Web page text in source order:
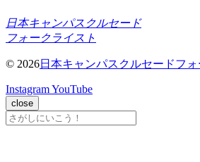
日本キャンパスクルセード
フォークライスト
© 2026日本キャンパスクルセードフォ
InstagramYouTube
close